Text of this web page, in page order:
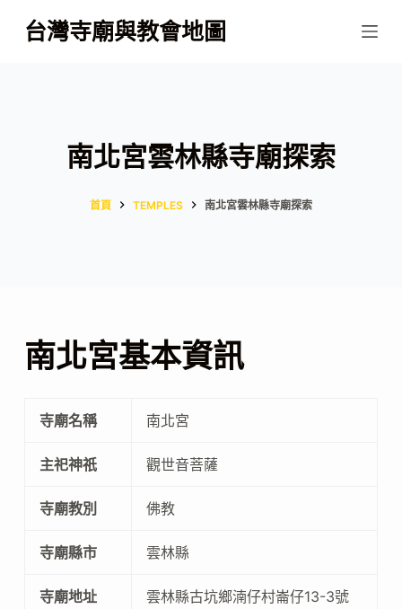
跳
至
台灣寺廟與教會地圖
南北宮雲林縣寺廟探索
首頁 TEMPLES 南北宮雲林縣寺廟探索
南北宮基本資訊
寺廟名稱 南北宮
主祀神祇 觀世音菩薩
寺廟教別 佛教
寺廟縣市 雲林縣
寺廟地址 雲林縣古坑鄉湳仔村崙仔13-3號